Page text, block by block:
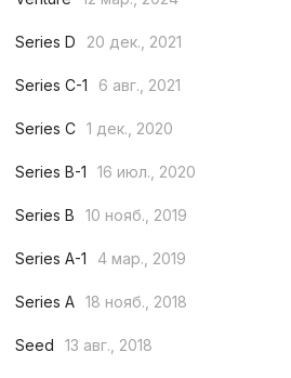
Series D
20 дек., 2021
Series C-1
6 авг., 2021
Series C 1 дек., 2020
Series B-1
16 июл., 2020
Series B
10 нояб., 2019
Series A-1
4 мар., 2019
Series A 18 нояб., 2018
Seed
13 авг., 2018